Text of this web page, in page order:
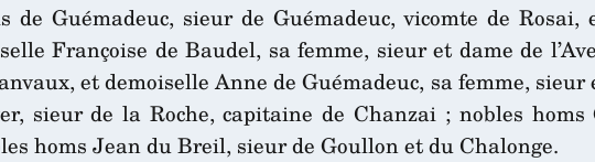
de Guémadeuc, sieur de Guémadeuc, vicomte de
Françoise de Baudel, sa femme, sieur et dame de
et demoiselle Anne de Guémadeuc, sa femme,
sieur de la Roche, capitaine de Chanzai ; nobles
homs Jean du Breil, sieur de Goullon et du Chalonge.